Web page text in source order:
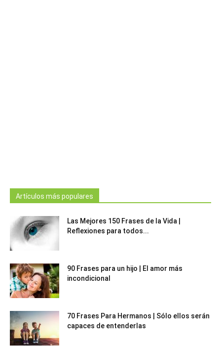
Artículos más populares
Las Mejores 150 Frases de la Vida |
Reflexiones para todos...
90 Frases para un hijo | El amor más
incondicional
70 Frases Para Hermanos | Sólo ellos serán
capaces de entenderlas